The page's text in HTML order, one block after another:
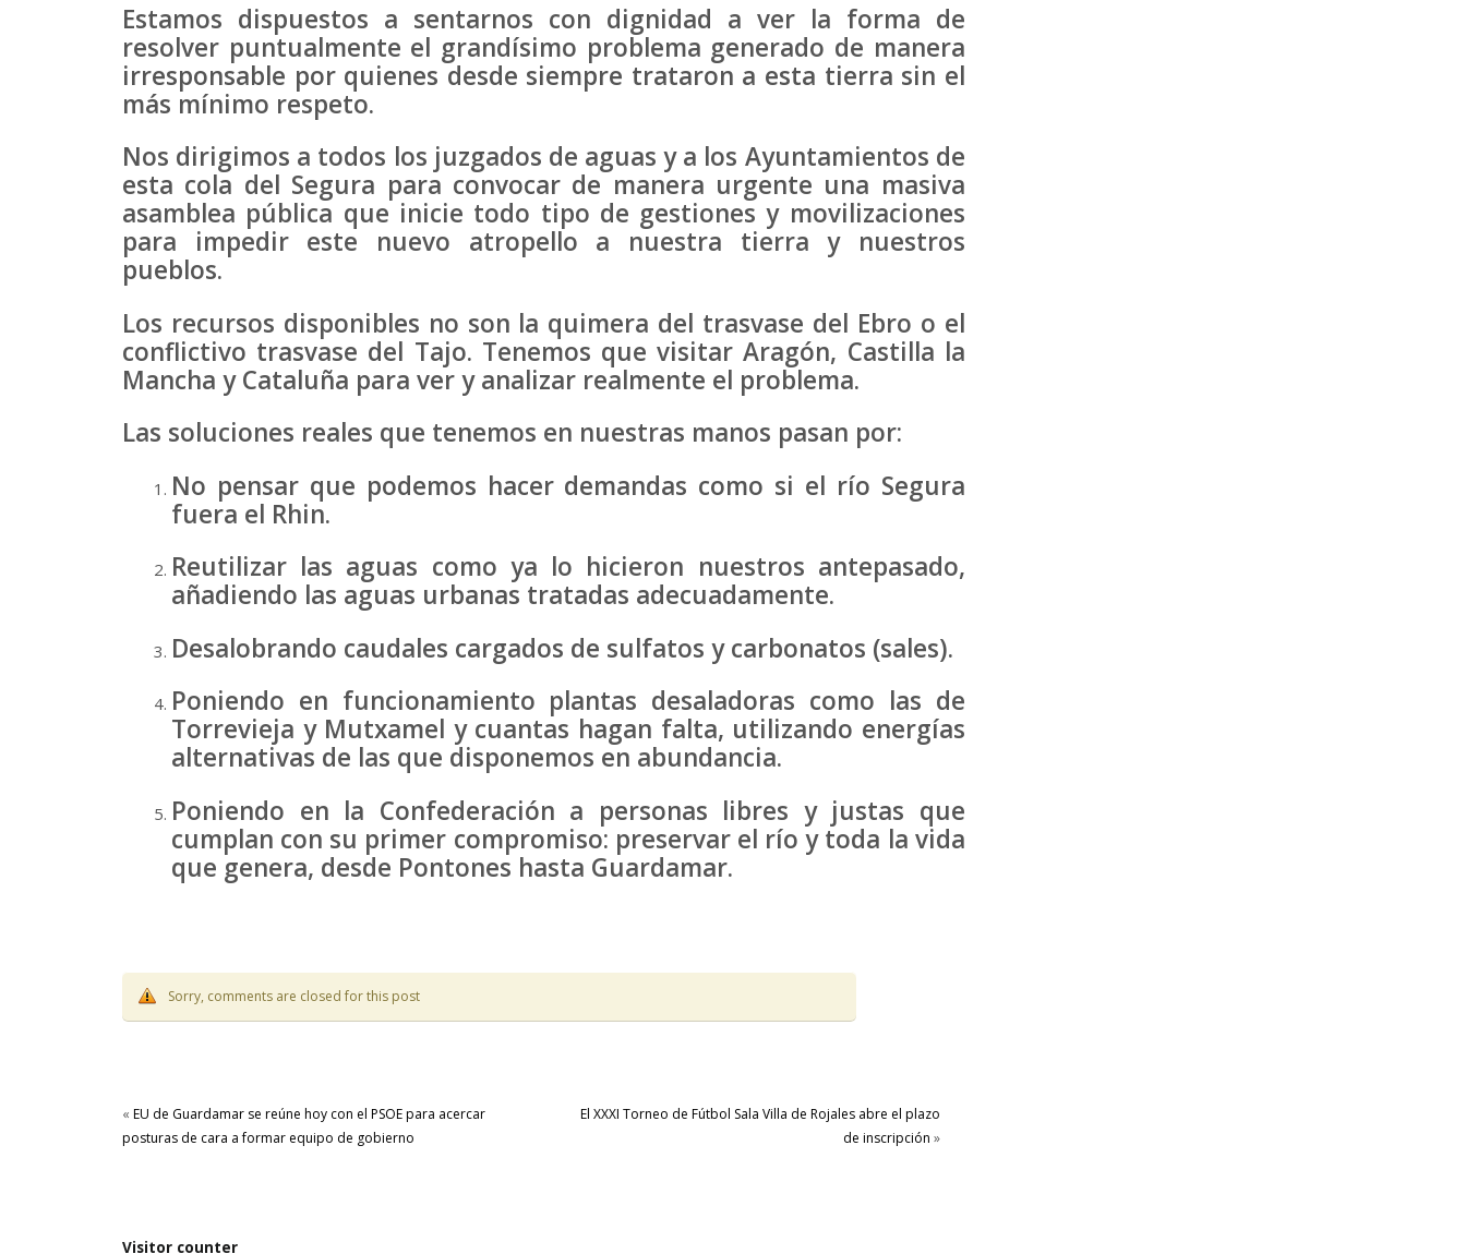
Estamos dispuestos a sentarnos con dignidad a ver la forma de
resolver puntualmente el grandísimo problema generado de manera
irresponsable por quienes desde siempre trataron a esta tierra sin el
más mínimo respeto.
Nos dirigimos a todos los juzgados de aguas y a los Ayuntamientos de
esta cola del Segura para convocar de manera urgente una masiva
asamblea pública que inicie todo tipo de gestiones y movilizaciones
para impedir este nuevo atropello a nuestra tierra y nuestros
pueblos.
Los recursos disponibles no son la quimera del trasvase del Ebro o el
conflictivo trasvase del Tajo. Tenemos que visitar Aragón, Castilla la
Mancha y Cataluña para ver y analizar realmente el problema.
Las soluciones reales que tenemos en nuestras manos pasan por:
No pensar que podemos hacer demandas como si el río Segura
fuera el Rhin.
Reutilizar las aguas como ya lo hicieron nuestros antepasado,
añadiendo las aguas urbanas tratadas adecuadamente.
Desalobrando caudales cargados de sulfatos y carbonatos (sales).
Poniendo en funcionamiento plantas desaladoras como las de
Torrevieja y Mutxamel y cuantas hagan falta, utilizando energías
alternativas de las que disponemos en abundancia.
Poniendo en la Confederación a personas libres y justas que
cumplan con su primer compromiso: preservar el río y toda la vida
que genera, desde Pontones hasta Guardamar.
Sorry, comments are closed for this post
« EU de Guardamar se reúne hoy con el PSOE para acercar
posturas de cara a formar equipo de gobierno
El XXXI Torneo de Fútbol Sala Villa de Rojales abre el plazo
de inscripción »
Visitor counter